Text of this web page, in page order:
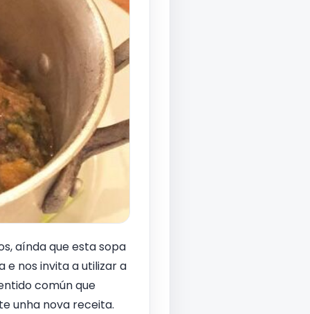
aínda que esta sopa
e nos invita a utilizar a
común que
unha nova receita.